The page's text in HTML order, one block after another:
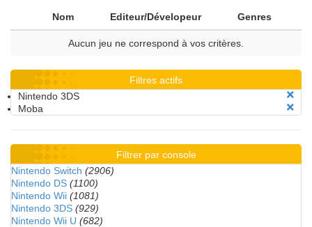
Nom Editeur/Dévelopeur Genres
Aucun jeu ne correspond à vos critères.
Filtres actifs
Nintendo 3DS
Moba
Filtrer par console
Nintendo Switch (2906)
Nintendo DS (1100)
Nintendo Wii (1081)
Nintendo 3DS (929)
Nintendo Wii U (682)